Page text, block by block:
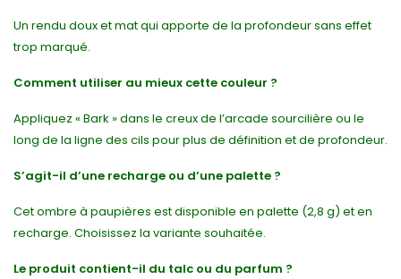
Un rendu doux et mat qui apporte de la profondeur sans effet
trop marqué.
Comment utiliser au mieux cette couleur ?
Appliquez « Bark » dans le creux de l’arcade sourcilière ou le
long de la ligne des cils pour plus de définition et de profondeur.
S’agit-il d’une recharge ou d’une palette ?
Cet ombre à paupières est disponible en palette (2,8 g) et en
recharge. Choisissez la variante souhaitée.
Le produit contient-il du talc ou du parfum ?